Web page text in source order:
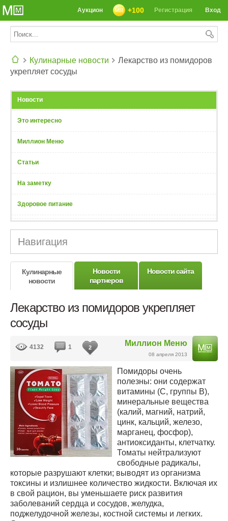
Вход
Регистрация
+100
Аукцион
Кулинарные новости
Лекарство из помидоров
укрепляет сосуды
Новости
Это интересно
Миллион Меню
Статьи
На заметку
Здоровое питание
Навигация
Кулинарные
новости
Новости
партнеров
Новости сайта
Лекарство из помидоров укрепляет
сосуды
Миллион Меню
08 апреля 2013
4132 1 2
Помидоры очень
полезны: они содержат
витамины (С, группы В),
минеральные вещества
(калий, магний, натрий,
цинк, кальций, железо,
марганец, фосфор),
антиоксиданты, клетчатку.
Томаты нейтрализуют
свободные радикалы,
которые разрушают клетки; выводят из организма
токсины и излишнее количество жидкости. Включая их
в свой рацион, вы уменьшаете риск развития
заболеваний сердца и сосудов, желудка,
поджелудочной железы, костной системы и легких.